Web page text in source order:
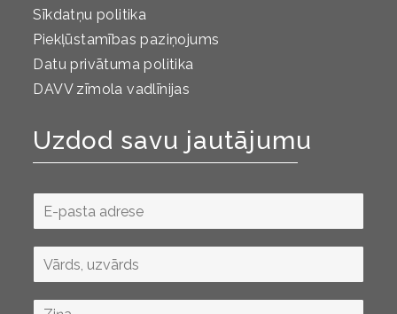
Sīkdatņu politika
Piekļūstamības paziņojums
Datu privātuma politika
DAVV zīmola vadlīnijas
Uzdod savu jautājumu